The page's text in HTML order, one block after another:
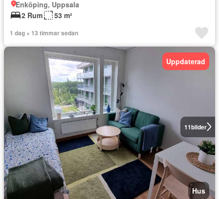
Enköping, Uppsala
2 Rum
53 m²
1 dag + 13 timmar sedan
11bilder
Uppdaterad
Hus